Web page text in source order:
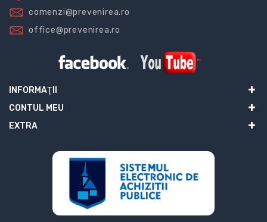
comenzi@prevenirea.ro
office@prevenirea.ro
INFORMAŢII
CONTUL MEU
EXTRA